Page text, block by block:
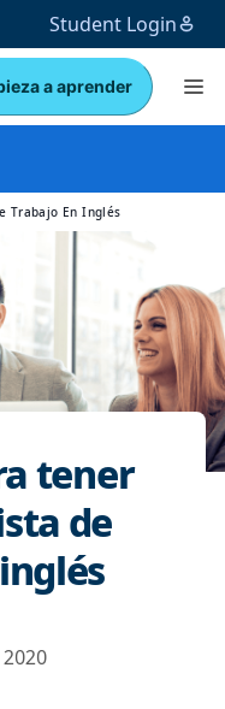
Student Login
a aprender
Trabajo En Inglés
tener
de